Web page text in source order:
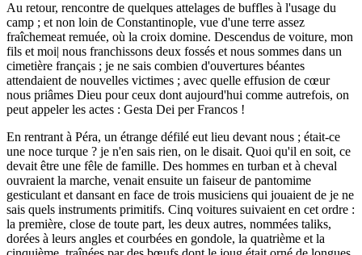
Au retour, rencontre de quelques attelages de buffles à l'usage du
camp ; et non loin de Constantinople, vue d'une terre assez
fraîchemeat remuée, où la croix domine. Descendus de voiture, mon
fils et moi| nous franchissons deux fossés et nous sommes dans un
cimetière français ; je ne sais combien d'ouvertures béantes
attendaient de nouvelles victimes ; avec quelle effusion de cœur
nous priâmes Dieu pour ceux dont aujourd'hui comme autrefois, on
peut appeler les actes : Gesta Dei per Francos !
En rentrant à Péra, un étrange défilé eut lieu devant nous ; était-ce
une noce turque ? je n'en sais rien, on le disait. Quoi qu'il en soit, ce
devait être une fêle de famille. Des hommes en turban et à cheval
ouvraient la marche, venait ensuite un faiseur de pantomime
gesticulant et dansant en face de trois musiciens qui jouaient de je ne
sais quels instruments primitifs. Cinq voitures suivaient en cet ordre :
la première, close de toute part, les deux autres, nommées taliks,
dorées à leurs angles et courbées en gondole, la quatrième et la